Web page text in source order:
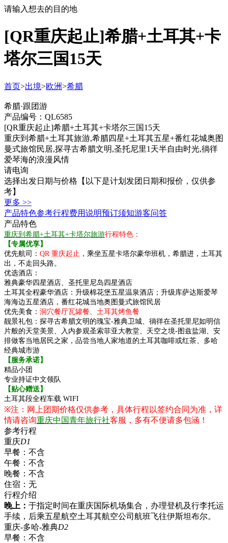
请输入想去的目的地
[QR重庆起止]希腊+土耳其+卡
塔尔三国15天
首页>出境>欧洲>希腊
希腊·跟团游
产品编号：QL6585
[QR重庆起止]希腊+土耳其+卡塔尔三国15天
重庆到希腊+土耳其旅游,希腊四星+土耳其五星+番红花城奥图
曼式旅馆民居,探寻古希腊文明,圣托尼里1天半自由时光,徜徉
爱琴海的浪漫风情
请电询
选择出发日期与价格 【以下是计划发团日期和报价，仅供参
考】
更多 >>
产品特色参考行程费用说明预订须知游客问答
产品特色
重庆到希腊+土耳其+卡塔尔旅游行程特色：
【专属优享】
优先航司： QR 重庆起止 ，乘坐五星卡塔尔豪华班机，希腊进，土耳其
出，不走回头路。
优选酒店：
雅典豪华四星酒店、圣托里尼岛四星酒店
土耳其全程豪华酒店：升级棉花堡五星温泉酒店；升级库萨达斯爱琴
海海边五星酒店，番红花城当地奥图曼式旅馆民居
优先美食： 洞穴餐厅瓦罐餐、土耳其烤鱼餐
靓景礼包：探寻古希腊文明的瑰宝-雅典卫城、徜徉在圣托里尼如明信
片般的天堂美景、入内参观圣索菲亚大教堂、天空之境-图兹盐湖、安
排做客当地居民之家，品尝当地人家地道的土耳其咖啡或红茶、多哈
经典城市游
【服务承诺】
精品小团
专业持证中文领队
【贴心赠送】
土耳其段全程车载 WIFI
※注：网上团期价格仅供参考，具体行程以签约合同为准，详
情请咨询重庆中国青年旅行社客服，多有不便请多包涵！
参考行程
重庆D1
早餐： 不含
午餐： 不含
晚餐： 不含
住宿： 无
行程介绍
晚上： 于指定时间在重庆国际机场集合，办理登机及行李托运
手续，后乘五星航空土耳其航空公司航班飞往伊斯坦布尔。
重庆-多哈-雅典D2
早餐： 不含